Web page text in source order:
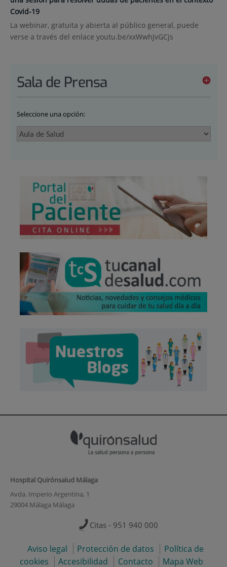
Covid-19
La webinar, gratuita y abierta al público general, puede
verse a través del enlace youtu.be/xxWwhJvGCjs
Sala de Prensa
Seleccione una opción:
Hospital Quirónsalud Málaga
Avda. Imperio Argentina, 1
29004 Málaga Málaga
Citas - 951 940 000
Aviso legal Protección de datos
Política de
cookies
Accesibilidad Contacto Mapa Web